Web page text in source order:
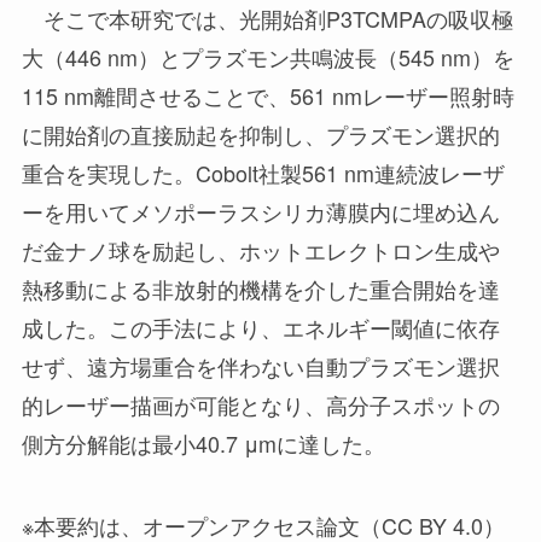
そこで本研究では、光開始剤P3TCMPAの吸収極
大（446 nm）とプラズモン共鳴波長（545 nm）を
115 nm離間させることで、561 nmレーザー照射時
に開始剤の直接励起を抑制し、プラズモン選択的
重合を実現した。Cobolt社製561 nm連続波レーザ
ーを用いてメソポーラスシリカ薄膜内に埋め込ん
だ金ナノ球を励起し、ホットエレクトロン生成や
熱移動による非放射的機構を介した重合開始を達
成した。この手法により、エネルギー閾値に依存
せず、遠方場重合を伴わない自動プラズモン選択
的レーザー描画が可能となり、高分子スポットの
側方分解能は最小40.7 μmに達した。
※本要約は、オープンアクセス論文（CC BY 4.0）